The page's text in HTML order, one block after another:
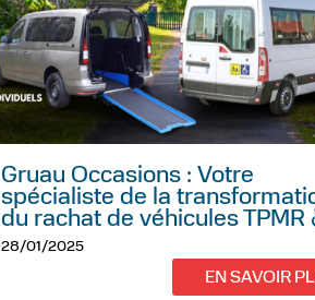
Gruau Occasions : Votre
spécialiste de la
du rachat de véhicules TPMR
28/01/2025
EN SAVOIR